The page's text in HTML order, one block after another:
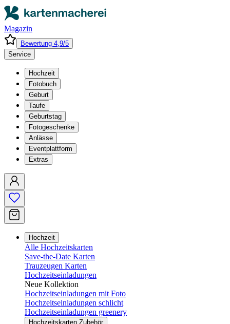
Magazin
Bewertung 4,9/5
Service
Hochzeit
Fotobuch
Geburt
Taufe
Geburtstag
Fotogeschenke
Anlässe
Eventplattform
Extras
Hochzeit
Alle Hochzeitskarten
Save-the-Date Karten
Trauzeugen Karten
Hochzeitseinladungen
Neue Kollektion
Hochzeitseinladungen mit Foto
Hochzeitseinladungen schlicht
Hochzeitseinladungen greenery
Hochzeitskarten Zubehör